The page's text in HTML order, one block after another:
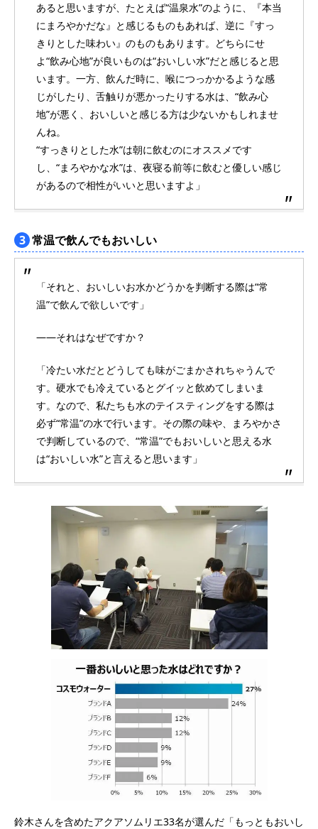
あると思いますが、たとえば“温泉水”のように、『本当
にまろやかだな』と感じるものもあれば、逆に『すっ
きりとした味わい』のものもあります。どちらにせ
よ“飲み心地”が良いものは“おいしい水”だと感じると思
います。一方、飲んだ時に、喉につっかかるような感
じがしたり、舌触りが悪かったりする水は、“飲み心
地”が悪く、おいしいと感じる方は少ないかもしれませ
んね。
“すっきりとした水”は朝に飲むのにオススメです
し、“まろやかな水”は、夜寝る前等に飲むと優しい感じ
があるので相性がいいと思いますよ」
3 常温で飲んでもおいしい
「それと、おいしいお水かどうかを判断する際は“常
温”で飲んで欲しいです」
――それはなぜですか？
「冷たい水だとどうしても味がごまかされちゃうんで
す。硬水でも冷えているとグイッと飲めてしまいま
す。なので、私たちも水のテイスティングをする際は
必ず“常温”の水で行います。その際の味や、まろやかさ
で判断しているので、“常温”でもおいしいと思える水
は“おいしい水”と言えると思います」
鈴木さんを含めたアクアソムリエ33名が選んだ「もっともおいし